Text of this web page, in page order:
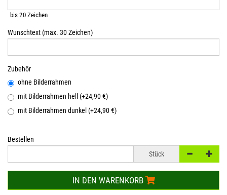
bis 20 Zeichen
Wunschtext (max. 30 Zeichen)
Zubehör
ohne Bilderrahmen
mit Bilderrahmen hell (+24,90 €)
mit Bilderrahmen dunkel (+24,90 €)
Bestellen
Stück
IN DEN WARENKORB